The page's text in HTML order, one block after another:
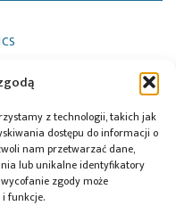
z technologii, takich jak
dostępu do informacji o
nam przetwarzać dane,
lub unikalne identyfikatory
zgody może
funkcje.